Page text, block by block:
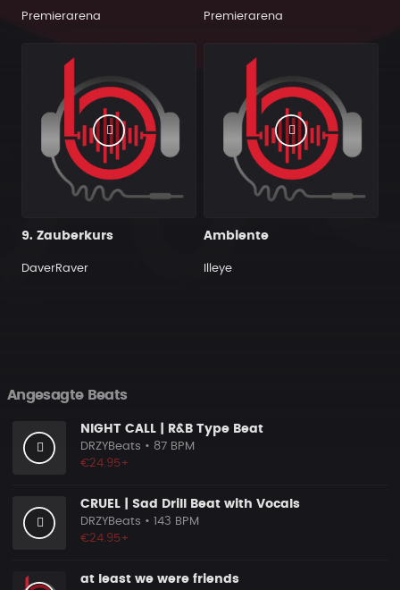
Premierarena Premierarena
9. Zauberkurs
DaverRaver
Ambiente
Illeye
Angesagte Beats
NIGHT CALL | R&B Type Beat
DRZYBeats • 87 BPM
€24.95+
CRUEL | Sad Drill Beat with Vocals
DRZYBeats • 143 BPM
€24.95+
at least we were friends